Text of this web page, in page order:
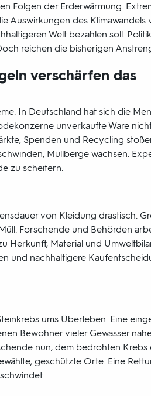
Folgen der Erderwärmung.
Auswirkungen des Klimawandels
Welt bezahlen soll.
reichen die bisherigen
verschärfen das
In Deutschland hat sich die
unverkaufte Ware
Spenden und Recycling
Müllberge wachsen.
zu scheitern.
von Kleidung drastisch.
Forschende und Behörden
Herkunft, Material und
und nachhaltigere
ums Überleben. Eine
Bewohner vieler Gewässer
nun, dem bedrohten Krebs
geschützte Orte. Eine